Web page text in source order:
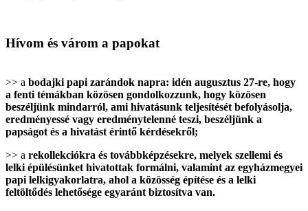
Hívom és várom a papokat
>> a bodajki papi zarándok napra: idén augusztus 27-re, hogy
a fenti témákban közösen gondolkozzunk, hogy közösen
beszéljünk mindarról, ami hivatásunk teljesítését befolyásolja,
eredményessé vagy eredménytelenné teszi, beszéljünk a
papságot és a hivatást érintő kérdésekről;
>> a rekollekciókra és továbbképzésekre, melyek szellemi és
lelki épülésünket hivatottak formálni, valamint az egyházmegyei
papi lelkigyakorlatra, ahol a közösség építése és a lelki
feltöltődés lehetősége egyaránt biztosítva van.